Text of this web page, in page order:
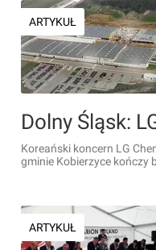
ARTYKUŁ
Koreański koncern LG
gminie Kobierzyce kończy
ARTYKUŁ